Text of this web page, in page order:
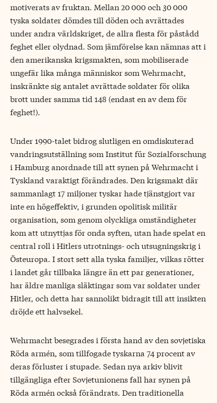
motiverats av fruktan. Mellan 20 000 och 30 000
tyska soldater dömdes till döden och avrättades
under andra världskriget, de allra flesta för påstådd
feghet eller olydnad. Som jämförelse kan nämnas att i
den amerikanska krigsmakten, som mobiliserade
ungefär lika många människor som Wehrmacht,
inskränkte sig antalet avrättade soldater för olika
brott under samma tid 148 (endast en av dem för
feghet!).
Under 1990-talet bidrog slutligen en omdiskuterad
vandringsutställning som Institut für Sozialforschung
i Hamburg anordnade till att synen på Wehrmacht i
Tyskland varaktigt förändrades. Den krigsmakt där
sammanlagt 17 miljoner tyskar hade tjänstgjort var
inte en högeffektiv, i grunden opolitisk militär
organisation, som genom olyckliga omständigheter
kom att utnyttjas för onda syften, utan hade spelat en
central roll i Hitlers utrotnings- och utsugningskrig i
Östeuropa. I stort sett alla tyska familjer, vilkas rötter
i landet går tillbaka längre än ett par generationer,
har äldre manliga släktingar som var soldater under
Hitler, och detta har sannolikt bidragit till att insikten
dröjde ett halvsekel.
Wehrmacht besegrades i första hand av den sovjetiska
Röda armén, som tillfogade tyskarna 74 procent av
deras förluster i stupade. Sedan nya arkiv blivit
tillgängliga efter Sovjetunionens fall har synen på
Röda armén också förändrats. Den traditionella